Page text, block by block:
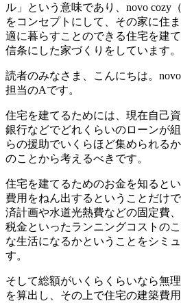
ル」という意味であり、novo cozy
をコンセプトにして、その家に住
適に暮らすことのできる住宅を建
信条にした家づくりをしています。
読者のみなさま、こんにちは。
担当のAです。
住宅を建てるためには、現在自己
銀行などでどれくらいのローンが
らの援助でいくらほど集められる
のことから考えるべきです。
住宅を建てるためのお金を知ると
費用をねん出するということだけ
済計画や水道光熱費などの固定費
税金といったランニングコストの
な生活になるかということをシミ
す。
そして総額がいくらくらいなら無
を算出し、その上で住宅の建築費